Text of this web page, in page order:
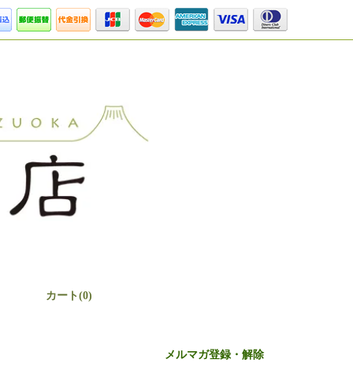
カート(0)
メルマガ登録・解除